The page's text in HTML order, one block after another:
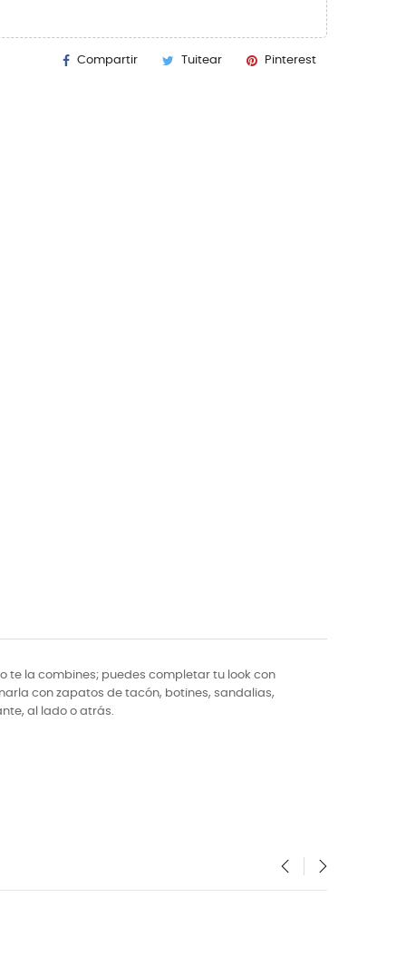
Compartir Tuitear Pinterest
te la combines; puedes completar tu look con
con zapatos de tacón, botines, sandalias,
al lado o atrás.